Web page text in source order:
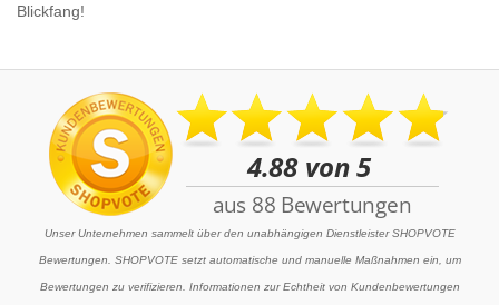
Blickfang!
Unser Unternehmen sammelt über den unabhängigen Dienstleister SHOPVOTE
Bewertungen. SHOPVOTE setzt automatische und manuelle Maßnahmen ein, um
Bewertungen zu verifizieren. Informationen zur Echtheit von Kundenbewertungen